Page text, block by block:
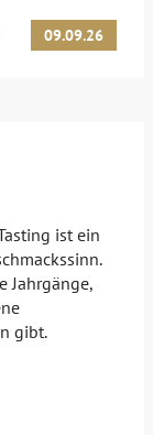
09.09.26
ist ein
Jahrgänge,
gibt.